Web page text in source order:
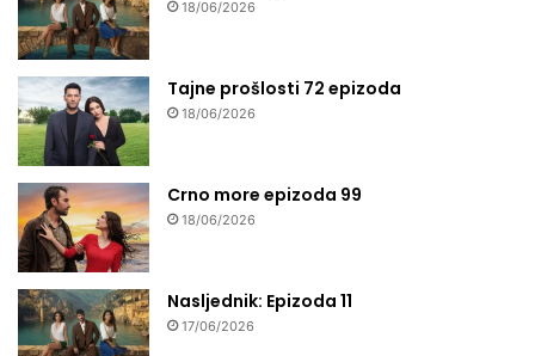
18/06/2026
Tajne prošlosti 72 epizoda
18/06/2026
Crno more epizoda 99
18/06/2026
Nasljednik: Epizoda 11
17/06/2026